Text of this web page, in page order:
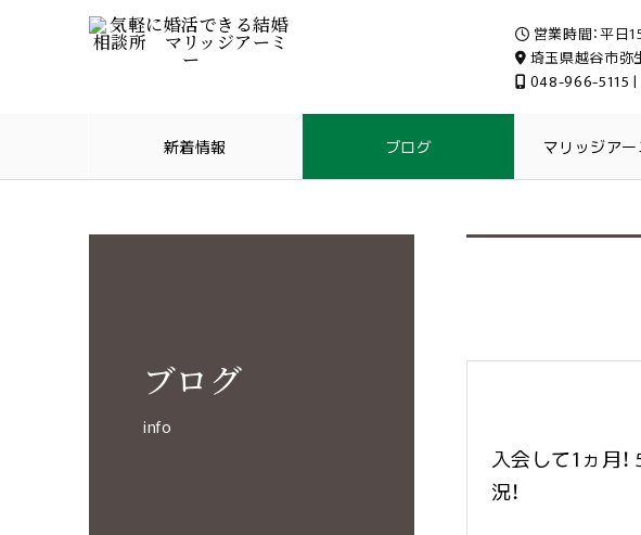
営業時間：平日
埼玉県越谷市
048-966-5115 |
新着情報 ブログ マリッジア
ブログ
info
入会して1ヵ月
況！